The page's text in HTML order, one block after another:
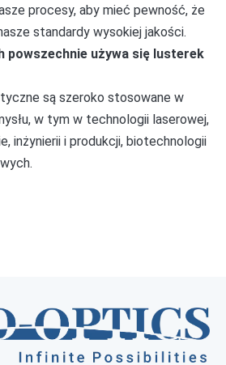
procesy, aby mieć pewność, że
standardy wysokiej jakości.
powszechnie używa się lusterek
są szeroko stosowane w
w tym w technologii laserowej,
inżynierii i produkcji, biotechnologii